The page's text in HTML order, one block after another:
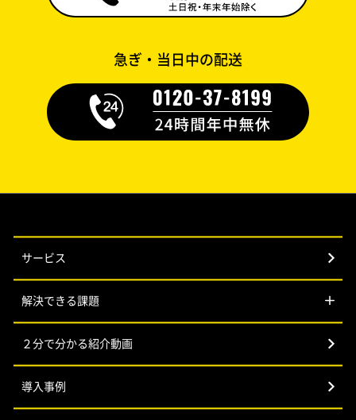
急ぎ・当日中の配送
サービス
解決できる課題
２分で分かる紹介動画
導入事例